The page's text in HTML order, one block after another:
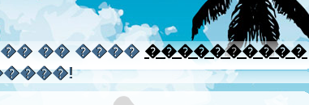
�� ���� ����������